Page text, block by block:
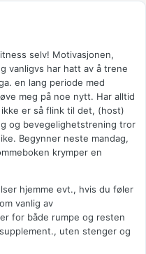
selv! Motivasjonen,
vanligvs har hatt av å trene
en lang periode med
meg på noe nytt. Har alltid
er så flink til det, (host)
og bevegelighetstrening tror
Begynner neste mandag,
krymper en
hjemme evt., hvis du føler
vanlig av
for både rumpe og resten
uten stenger og